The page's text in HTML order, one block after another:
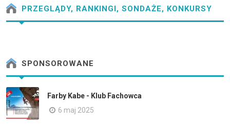
PRZEGLĄDY, RANKINGI, SONDAŻE, KONKURSY
SPONSOROWANE
Farby Kabe - Klub Fachowca
6 maj 2025